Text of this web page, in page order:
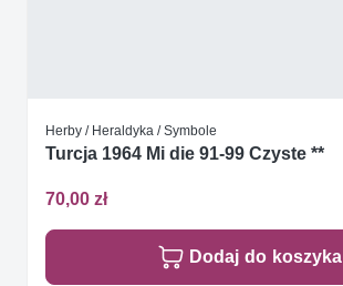
Herby / Heraldyka / Symbole
Turcja 1964 Mi die 91-99 Czyste **
70,00 zł
Dodaj do koszyka